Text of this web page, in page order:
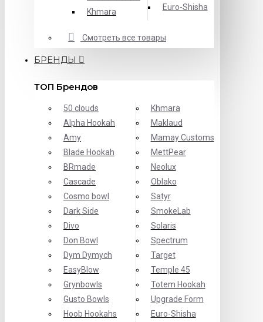
Khmara
Еuro-Shisha
Смотреть все товары
БРЕНДЫ
ТОП Брендов
50 clouds
Alpha Hookah
Amy
Blade Hookah
BRmade
Cascade
Cosmo bowl
Dark Side
Divo
Don Bowl
Dym Dymych
EasyBlow
Grynbowls
Gusto Bowls
Hoob Hookahs
Khmara
Maklaud
Mamay Customs
MettPear
Neolux
Oblako
Satyr
SmokeLab
Solaris
Spectrum
Target
Temple 45
Totem Hookah
Upgrade Form
Еuro-Shisha